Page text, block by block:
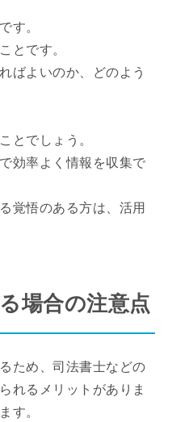
す。
とです。
ばよいのか、どのよう
とでしょう。
効率よく情報を収集で
覚悟のある方は、活用
場合の注意点
ため、司法書士などの
れるメリットがありま
す。